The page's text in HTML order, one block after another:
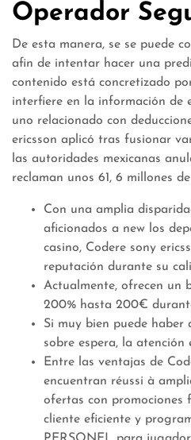
Operador
De esta manera, se se puede
afin de intentar hacer una
contenido está concretizado
interfiere en la información de
uno relacionado con
ericsson aplicó tras fusionar
las autoridades mexicanas
reclaman unos 61, 6 millones
Con una amplia
aficionados a new los
casino, Codere sony
reputación durante su
Actualmente, ofrecen un
200% hasta 200€
Si muy bien puede haber
sobre espera, la atención
Entre las ventajas de
encuentran réussi à
ofertas con promociones
cliente eficiente y